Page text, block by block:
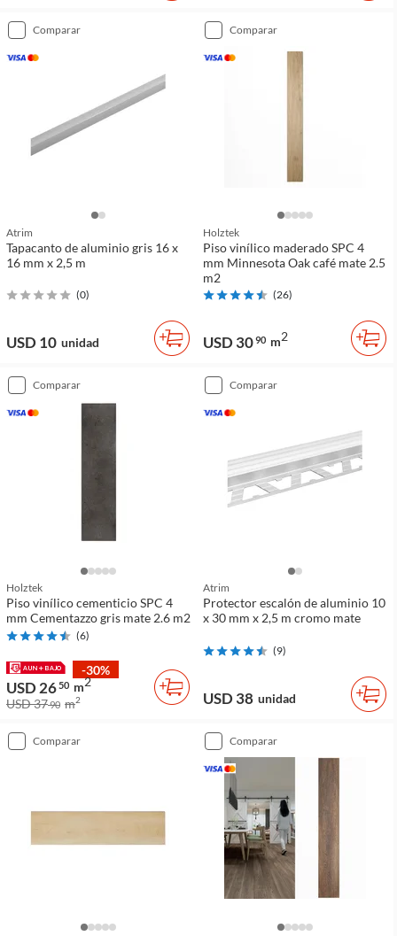
comparar
Atrim
Tapacanto de aluminio gris 16 x
16 mm x 2,5 m
(0)
USD 10 unidad
comparar
Holztek
Piso vinílico maderado SPC 4
mm Minnesota Oak café mate 2.5
m2
(26)
USD 3090 m2
comparar
Holztek
Piso vinílico cementicio SPC 4
mm Cementazzo gris mate 2.6 m2
(6)
-30%
USD 2650 m2
USD 3790 m2
comparar
Atrim
Protector escalón de aluminio 10
x 30 mm x 2,5 m cromo mate
(9)
USD 38 unidad
comparar comparar